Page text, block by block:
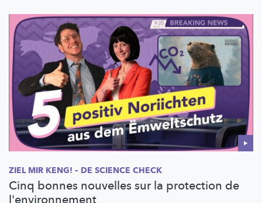
ZIEL MIR KENG! – DE SCIENCE CHECK
Cinq bonnes nouvelles sur la protection de
l'environnement